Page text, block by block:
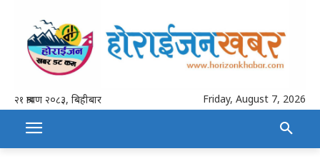
२१ श्रावण २०८३, बिहीबार Friday, August 7, 2026